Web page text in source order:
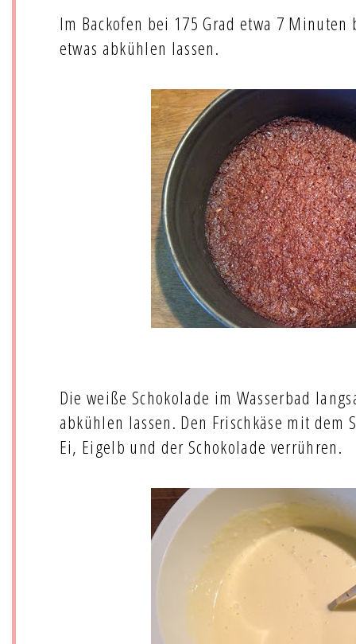
Im Backofen bei 175 Grad etwa 7
etwas abkühlen lassen.
Die weiße Schokolade im Wasserbad
abkühlen lassen. Den Frischkäse mit dem
Ei, Eigelb und der Schokolade verrühren.